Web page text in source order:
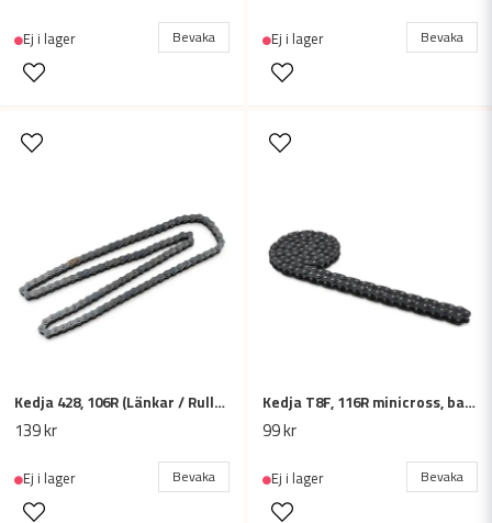
Ej i lager Bevaka Ej i lager Bevaka
Kedja 428, 106R (Länkar / Rullar) - Cross / Fiddy / ATV
139 kr
Ej i lager Bevaka
Kedja T8F, 116R minicross, barn fyrhjuling, elscooter
99 kr
Ej i lager Bevaka